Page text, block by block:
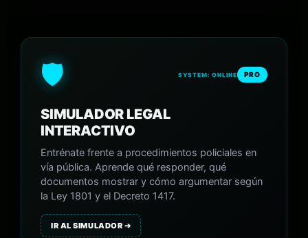
🛡️ SYSTEM: ONLINE PRO
SIMULADOR LEGAL
INTERACTIVO
Entrénate frente a procedimientos policiales en
vía pública. Aprende qué responder, qué
documentos mostrar y cómo argumentar según
la Ley 1801 y el Decreto 1417.
IR AL SIMULADOR ➔